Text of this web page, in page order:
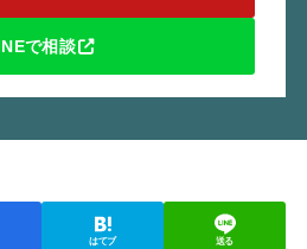
で相談
はてブ 送る